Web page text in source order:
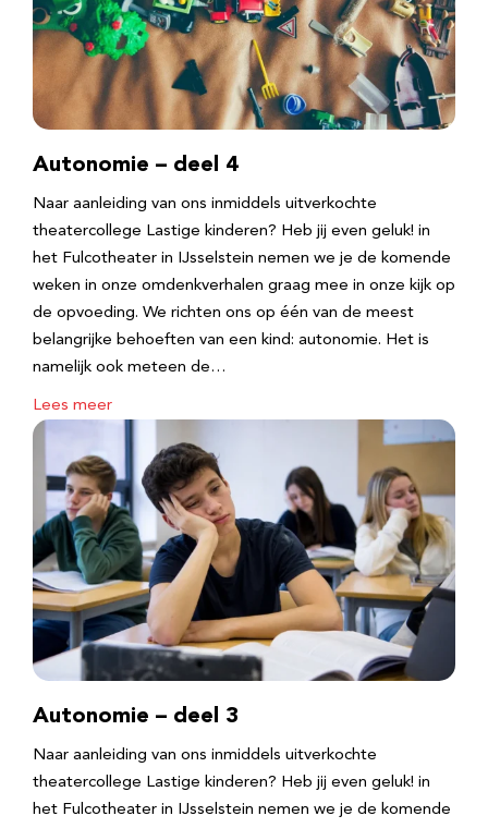
Autonomie – deel 4
Naar aanleiding van ons inmiddels uitverkochte
theatercollege Lastige kinderen? Heb jij even geluk! in
het Fulcotheater in IJsselstein nemen we je de komende
weken in onze omdenkverhalen graag mee in onze kijk op
de opvoeding. We richten ons op één van de meest
belangrijke behoeften van een kind: autonomie. Het is
namelijk ook meteen de…
Lees meer
Autonomie – deel 3
Naar aanleiding van ons inmiddels uitverkochte
theatercollege Lastige kinderen? Heb jij even geluk! in
het Fulcotheater in IJsselstein nemen we je de komende